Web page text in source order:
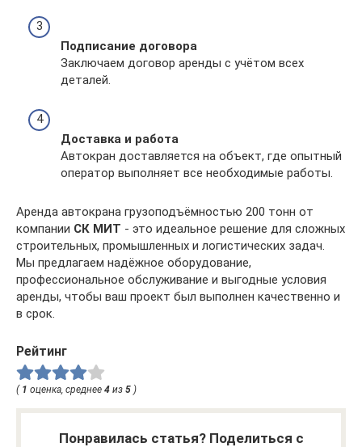
Подписание договора
Заключаем договор аренды с учётом всех
деталей.
Доставка и работа
Автокран доставляется на объект, где опытный
оператор выполняет все необходимые работы.
Аренда автокрана грузоподъёмностью 200 тонн от
компании СК МИТ - это идеальное решение для сложных
строительных, промышленных и логистических задач.
Мы предлагаем надёжное оборудование,
профессиональное обслуживание и выгодные условия
аренды, чтобы ваш проект был выполнен качественно и
в срок.
Рейтинг
( 1 оценка, среднее 4 из 5 )
Понравилась статья? Поделиться с